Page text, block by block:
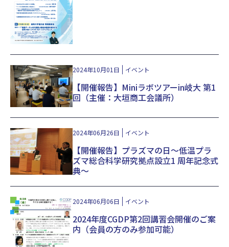
2024年10月01日 イベント
【開催報告】Miniラボツアーin岐大 第1
回（主催：大垣商工会議所）
2024年06月26日 イベント
【開催報告】プラズマの日～低温プラ
ズマ総合科学研究拠点設立1 周年記念式
典～
2024年06月06日 イベント
2024年度CGDP第2回講習会開催のご案
内（会員の方のみ参加可能）